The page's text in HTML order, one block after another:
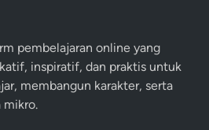
pembelajaran online yang
inspiratif, dan praktis untuk
membangun karakter, serta
mikro.